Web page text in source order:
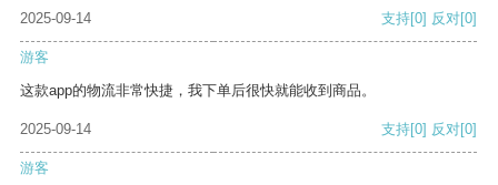
2025-09-14
支持[0] 反对[0]
游客
这款app的物流非常快捷，我下单后很快就能收到商品。
2025-09-14 支持[0] 反对[0]
游客